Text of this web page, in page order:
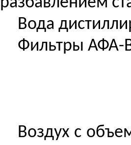
Вода
Фильтры АФА-
Воздух с